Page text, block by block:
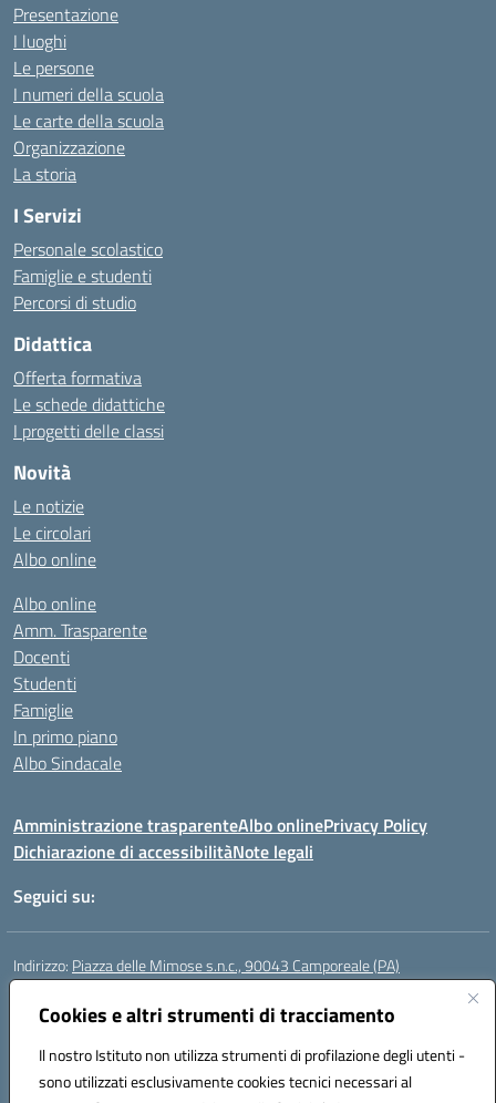
Cookies e altri strumenti di tracciamento
Il nostro Istituto non utilizza strumenti di profilazione degli utenti -
sono utilizzati esclusivamente cookies tecnici necessari al
Presentazione
I luoghi
Le persone
I numeri della scuola
Le carte della scuola
Organizzazione
La storia
I Servizi
Personale scolastico
Famiglie e studenti
Percorsi di studio
Didattica
Offerta formativa
Le schede didattiche
I progetti delle classi
Novità
Le notizie
Le circolari
Albo online
Albo online
Amm. Trasparente
Docenti
Studenti
Famiglie
In primo piano
Albo Sindacale
Amministrazione trasparenteAlbo onlinePrivacy Policy
Dichiarazione di accessibilitàNote legali
Seguici su:
Indirizzo: Piazza delle Mimose s.n.c., 90043 Camporeale (PA)
Centralino:
Email:paic840008@istruzione.it
Codice fiscale: 80048770822